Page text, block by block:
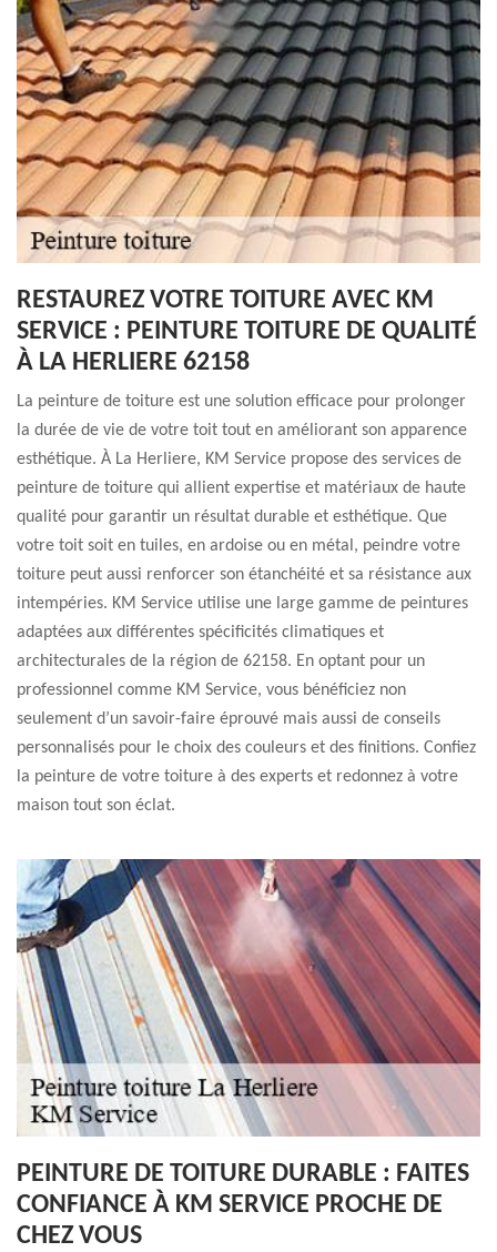
RESTAUREZ VOTRE TOITURE AVEC KM
SERVICE : PEINTURE TOITURE DE QUALITÉ
À LA HERLIERE 62158
La peinture de toiture est une solution efficace pour prolonger
la durée de vie de votre toit tout en améliorant son apparence
esthétique. À La Herliere, KM Service propose des services de
peinture de toiture qui allient expertise et matériaux de haute
qualité pour garantir un résultat durable et esthétique. Que
votre toit soit en tuiles, en ardoise ou en métal, peindre votre
toiture peut aussi renforcer son étanchéité et sa résistance aux
intempéries. KM Service utilise une large gamme de peintures
adaptées aux différentes spécificités climatiques et
architecturales de la région de 62158. En optant pour un
professionnel comme KM Service, vous bénéficiez non
seulement d’un savoir-faire éprouvé mais aussi de conseils
personnalisés pour le choix des couleurs et des finitions. Confiez
la peinture de votre toiture à des experts et redonnez à votre
maison tout son éclat.
PEINTURE DE TOITURE DURABLE : FAITES
CONFIANCE À KM SERVICE PROCHE DE
CHEZ VOUS